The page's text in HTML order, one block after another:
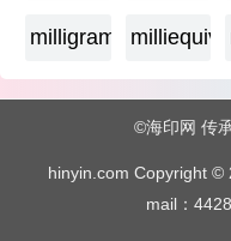
milligram
©海印网 传
hinyin.com Copyright ©
mail：